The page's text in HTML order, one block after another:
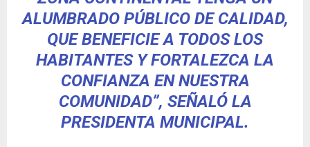
ALUMBRADO PÚBLICO DE CALIDAD,
QUE BENEFICIE A TODOS LOS
HABITANTES Y FORTALEZCA LA
CONFIANZA EN NUESTRA
COMUNIDAD”, SEÑALÓ LA
PRESIDENTA MUNICIPAL.